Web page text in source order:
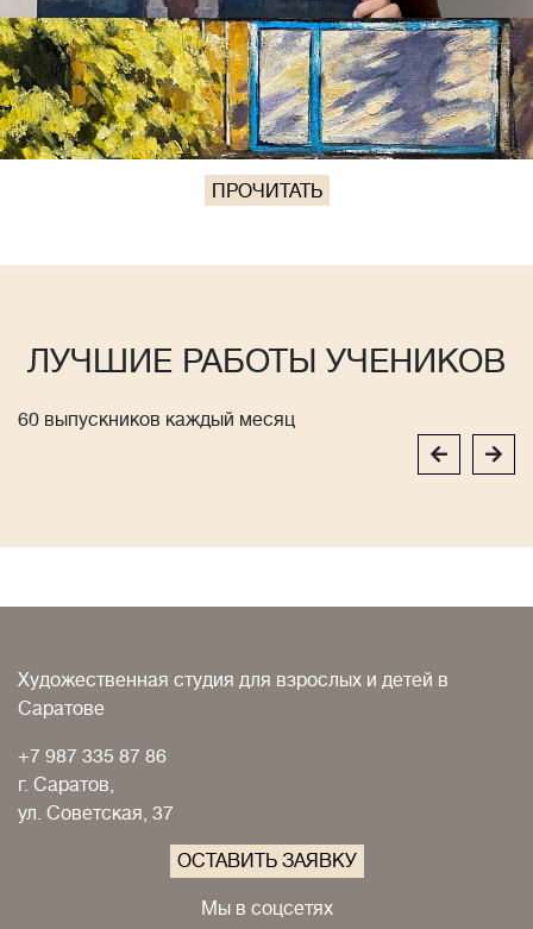
ПРОЧИТАТЬ
ЛУЧШИЕ РАБОТЫ УЧЕНИКОВ
60 выпускников каждый месяц
Художественная студия для взрослых и детей в
Саратове
+7 987 335 87 86
г. Саратов,
ул. Советская, 37
ОСТАВИТЬ ЗАЯВКУ
Мы в соцсетях